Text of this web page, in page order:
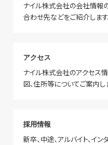
ナイル株式会社の会社情報
合わせ先などをご紹介します
アクセス
ナイル株式会社のアクセス
図、住所等についてご案内し
採用情報
新卒、中途、アルバイト、イ